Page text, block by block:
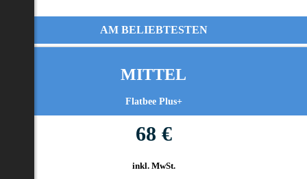
AM BELIEBTESTEN
MITTEL
Flatbee Plus+
68 €
inkl. MwSt.